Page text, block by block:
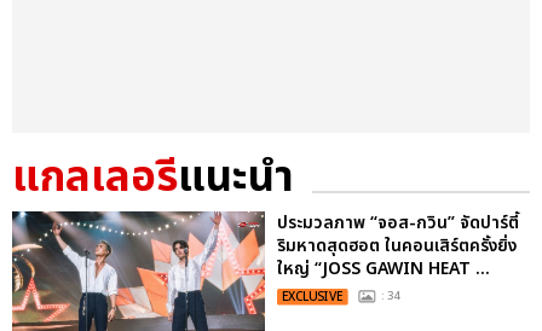
แกลเลอรีแนะนำ
ประมวลภาพ “จอส-กวิน” จัดปาร์ตี้
ริมหาดสุดฮอต ในคอนเสิร์ตครั้งยิ่ง
ใหญ่ “JOSS GAWIN HEAT ...
EXCLUSIVE : 34